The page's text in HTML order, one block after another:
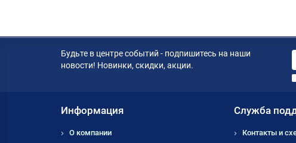
Будьте в центре событий - подпишитесь на наши
новости! Новинки, скидки, акции.
Информация
О компании
Служба
Контакты и